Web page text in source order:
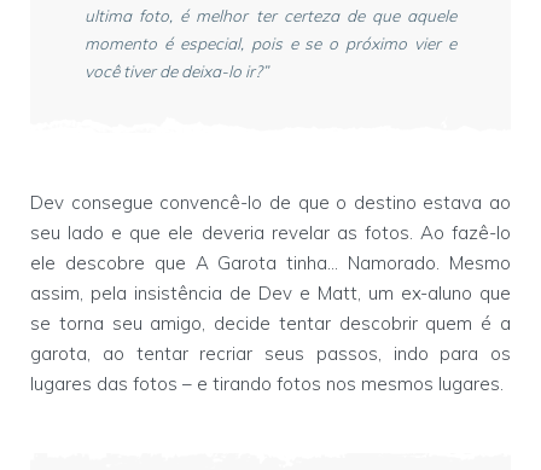
ultima foto, é melhor ter certeza de que aquele
momento é especial, pois e se o próximo vier e
você tiver de deixa-lo ir?”
Dev consegue convencê-lo de que o destino estava ao
seu lado e que ele deveria revelar as fotos. Ao fazê-lo
ele descobre que A Garota tinha... Namorado. Mesmo
assim, pela insistência de Dev e Matt, um ex-aluno que
se torna seu amigo, decide tentar descobrir quem é a
garota, ao tentar recriar seus passos, indo para os
lugares das fotos – e tirando fotos nos mesmos lugares.